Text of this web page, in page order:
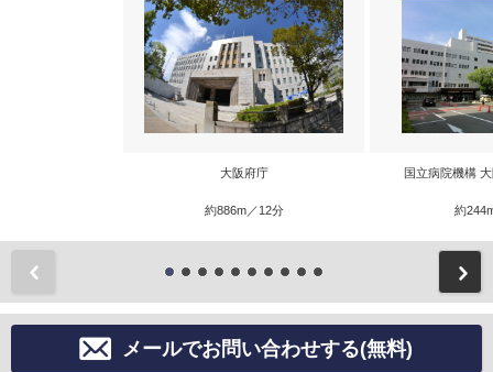
大阪府庁
約886m／12分
国立病院機構
約
メールでお問い合わせする(無料)